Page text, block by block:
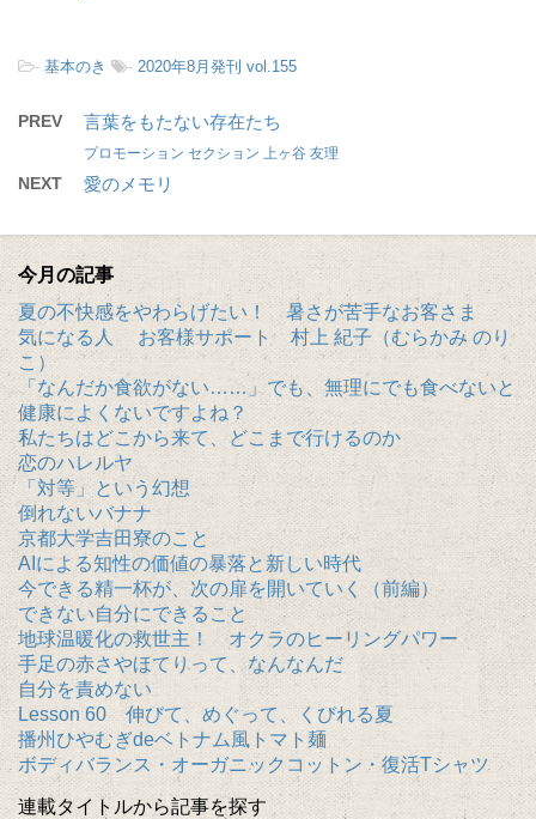
- 基本のき - 2020年8月発刊 vol.155
PREV 言葉をもたない存在たち
プロモーション セクション 上ヶ谷 友理
NEXT 愛のメモリ
今月の記事
夏の不快感をやわらげたい！ 暑さが苦手なお客さま
気になる人 お客様サポート 村上 紀子（むらかみ のり
こ）
「なんだか食欲がない……」でも、無理にでも食べないと
健康によくないですよね？
私たちはどこから来て、どこまで行けるのか
恋のハレルヤ
「対等」という幻想
倒れないバナナ
京都大学吉田寮のこと
AIによる知性の価値の暴落と新しい時代
今できる精一杯が、次の扉を開いていく（前編）
できない自分にできること
地球温暖化の救世主！ オクラのヒーリングパワー
手足の赤さやほてりって、なんなんだ
自分を責めない
Lesson 60 伸びて、めぐって、くびれる夏
播州ひやむぎdeベトナム風トマト麺
ボディバランス・オーガニックコットン・復活Tシャツ
連載タイトルから記事を探す